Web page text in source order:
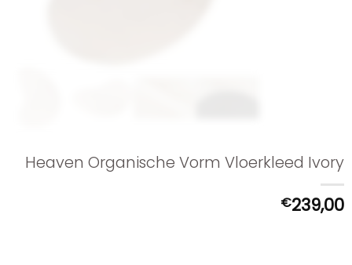
Heaven Organische Vorm Vloerkleed Ivory
€239,00